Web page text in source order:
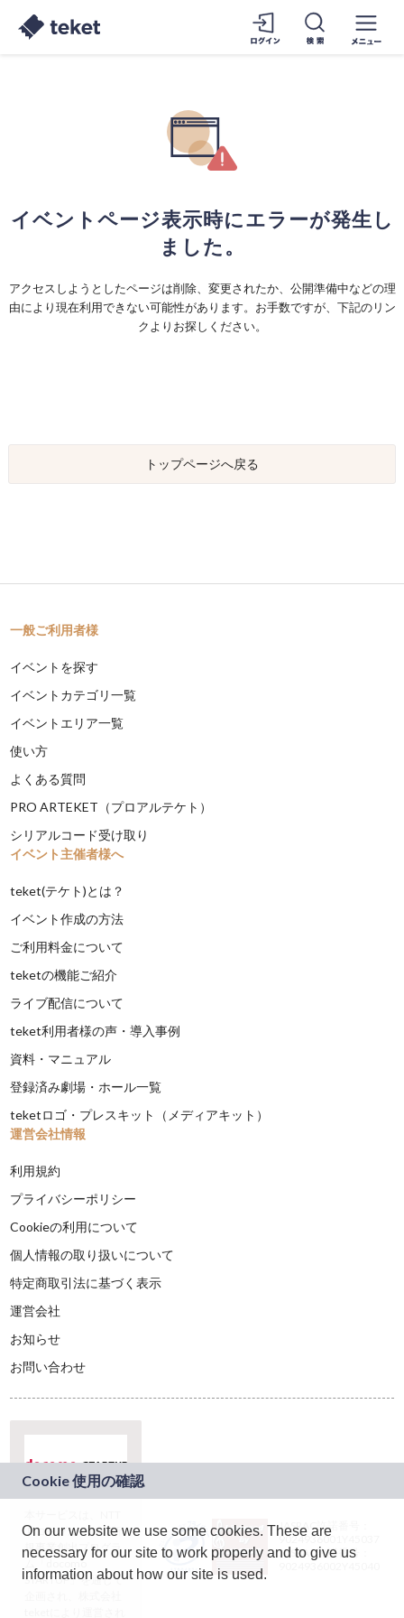
イベントページ表示時にエラーが発生し
ました。
アクセスしようとしたページは削除、変更されたか、公開準備中などの理
由により現在利用できない可能性があります。お手数ですが、下記のリン
クよりお探しください。
トップページへ戻る
一般ご利用者様
イベントを探す
イベントカテゴリ一覧
イベントエリア一覧
使い方
よくある質問
PRO ARTEKET（プロアルテケト）
シリアルコード受け取り
イベント主催者様へ
teket(テケト)とは？
イベント作成の方法
ご利用料金について
teketの機能ご紹介
ライブ配信について
teket利用者様の声・導入事例
資料・マニュアル
登録済み劇場・ホール一覧
teketロゴ・プレスキット（メディアキット）
運営会社情報
利用規約
プライバシーポリシー
Cookieの利用について
個人情報の取り扱いについて
特定商取引法に基づく表示
運営会社
お知らせ
お問い合わせ
ドコモグループの新
規事業創出プログラ
ム「docomo
STARTUP」を通じて
JASRAC許諾番号：
9024936001Y45037
JASRAC許諾番号：
On our website we use some cookies. These are
necessary for our site to work properly and to give us
information about how our site is used.